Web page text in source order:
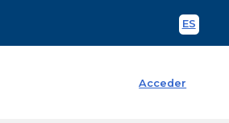
ES
Acceder